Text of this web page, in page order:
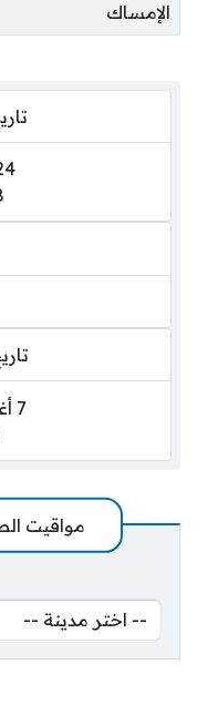
الإمساك
24 صَفَر
7 أغسطس 2026
مواقيت